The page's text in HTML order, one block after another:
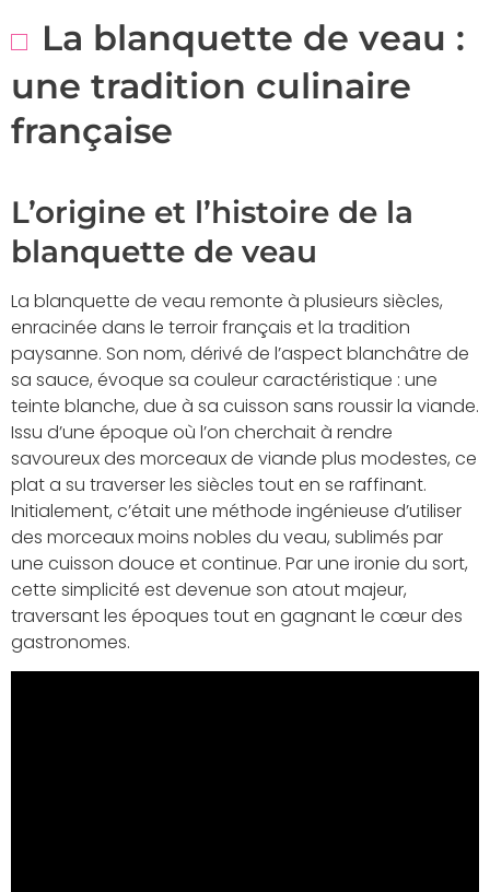
La blanquette de veau :
une tradition culinaire
française
L’origine et l’histoire de la
blanquette de veau
La blanquette de veau remonte à plusieurs siècles,
enracinée dans le terroir français et la tradition
paysanne. Son nom, dérivé de l’aspect blanchâtre de
sa sauce, évoque sa couleur caractéristique : une
teinte blanche, due à sa cuisson sans roussir la viande.
Issu d’une époque où l’on cherchait à rendre
savoureux des morceaux de viande plus modestes, ce
plat a su traverser les siècles tout en se raffinant.
Initialement, c’était une méthode ingénieuse d’utiliser
des morceaux moins nobles du veau, sublimés par
une cuisson douce et continue. Par une ironie du sort,
cette simplicité est devenue son atout majeur,
traversant les époques tout en gagnant le cœur des
gastronomes.